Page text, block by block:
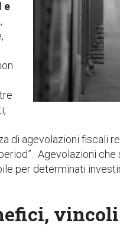
e
di agevolazioni fiscali
”. Agevolazioni che
per determinati